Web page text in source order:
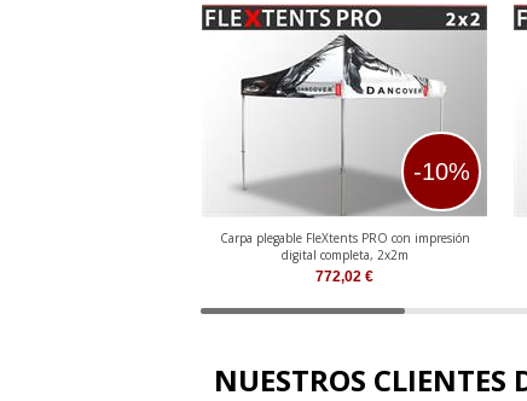
-10%
Carpa plegable FleXtents PRO con impresión
digital completa, 2x2m
772,02 €
NUESTROS CLIENTES